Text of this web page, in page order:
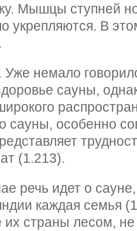
Мышцы ступней
укрепляются. В
немало
сауны,
сауны, особенно
(1.213).
речь идет о
каждая семья
их страны лесом,